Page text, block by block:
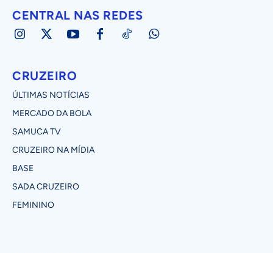
CENTRAL NAS REDES
CRUZEIRO
ÚLTIMAS NOTÍCIAS
MERCADO DA BOLA
SAMUCA TV
CRUZEIRO NA MÍDIA
BASE
SADA CRUZEIRO
FEMININO